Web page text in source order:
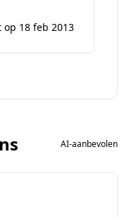
18 feb 2013
AI-aanbevolen